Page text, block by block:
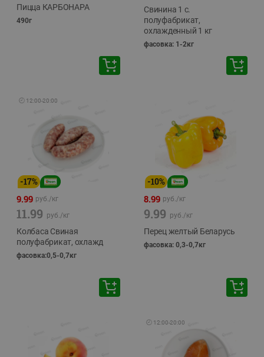
Пицца КАРБОНАРА
490г
Свинина 1 с.
полуфабрикат,
охлажденный 1 кг
фасовка: 1-2кг
🕘 12:00-20:00
-17%
9.99 руб./кг
11.99 руб./кг
Колбаса Свиная
полуфабрикат, охлажд
фасовка:0,5-0,7кг
-10%
8.99 руб./кг
9.99 руб./кг
Перец желтый Беларусь
фасовка: 0,3-0,7кг
🕘 12:00-20:00